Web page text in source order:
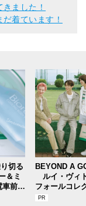
ました！
着ています！
切る
＆ミ
車前、
BEYOND A
ルイ・ヴィ
フォールコレ
描くプレッピ